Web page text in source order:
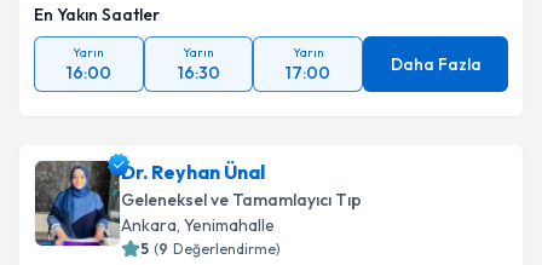
En Yakın Saatler
Yarın
16:00
Yarın
16:30
Yarın
17:00 Daha Fazla
Dr. Reyhan Ünal
Geleneksel ve Tamamlayıcı Tıp
Ankara, Yenimahalle
5 (9 Değerlendirme)